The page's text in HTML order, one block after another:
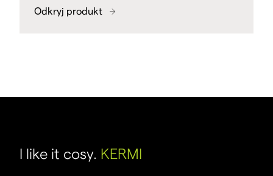
Odkryj produkt
I like it cosy. KERMI